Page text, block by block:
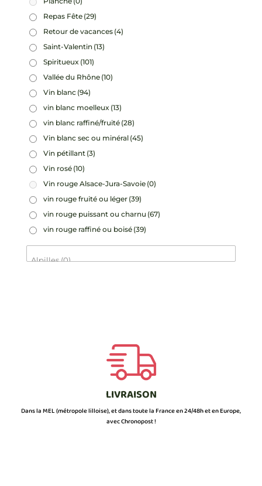
Repas Fête (29)
Retour de vacances (4)
Saint-Valentin (13)
Spiritueux (101)
Vallée du Rhône (10)
Vin blanc (94)
vin blanc moelleux (13)
vin blanc raffiné/fruité (28)
Vin blanc sec ou minéral (45)
Vin pétillant (3)
Vin rosé (10)
Vin rouge Alsace-Jura-Savoie (0)
vin rouge fruité ou léger (39)
vin rouge puissant ou charnu (67)
vin rouge raffiné ou boisé (39)
LIVRAISON
Dans la MEL (métropole lilloise), et dans toute la France en 24/48h et en Europe,
avec Chronopost !